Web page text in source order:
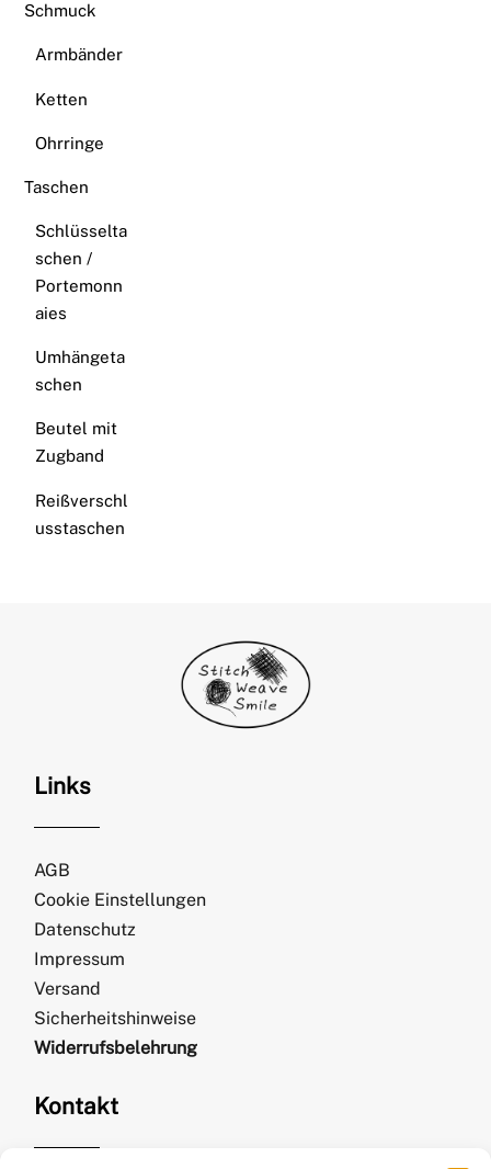
Schmuck
Armbänder
Ketten
Ohrringe
Taschen
Schlüsselta
schen /
Portemonn
aies
Umhängeta
schen
Beutel mit
Zugband
Reißverschl
usstaschen
Links
AGB
Cookie Einstellungen
Datenschutz
Impressum
Versand
Sicherheitshinweise
Widerrufsbelehrung
Kontakt